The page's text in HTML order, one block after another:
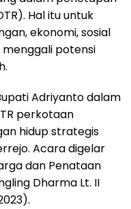
Hal itu untuk
ekonomi, sosial
menggali potensi
Adriyanto dalam
perkotaan
hidup strategis
Acara digelar
dan Penataan
Dharma Lt. II